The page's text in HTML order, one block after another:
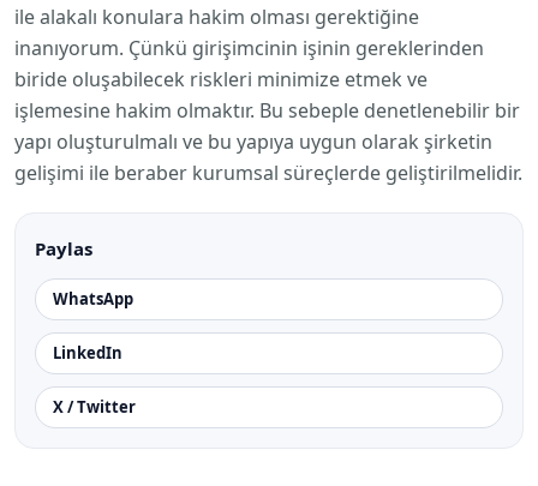
ile alakalı konulara hakim olması gerektiğine
inanıyorum. Çünkü girişimcinin işinin gereklerinden
biride oluşabilecek riskleri minimize etmek ve
işlemesine hakim olmaktır. Bu sebeple denetlenebilir bir
yapı oluşturulmalı ve bu yapıya uygun olarak şirketin
gelişimi ile beraber kurumsal süreçlerde geliştirilmelidir.
Paylas
WhatsApp
LinkedIn
X / Twitter